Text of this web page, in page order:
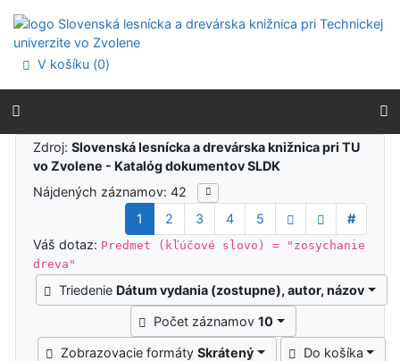
Prejsť na menu
Prehlásenie o webovej prístupnosti
V košíku (0)
Výsledky vyhľadávania
Zdroj:Slovenská lesnícka a drevárska knižnica pri TU
vo Zvolene - Katalóg dokumentov SLDK
Nájdených záznamov: 42
1
2 3 4 5
#
Váš dotaz: Predmet (kľúčové slovo) = "zosychanie
dreva"
Triedenie Dátum vydania (zostupne), autor, názov
Počet záznamov10
Zobrazovacie formátySkrátený Do košíka